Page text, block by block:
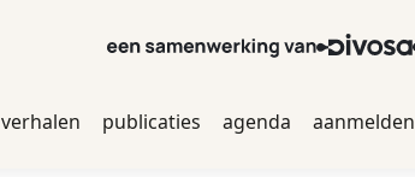
verhalen publicaties agenda aanmelden